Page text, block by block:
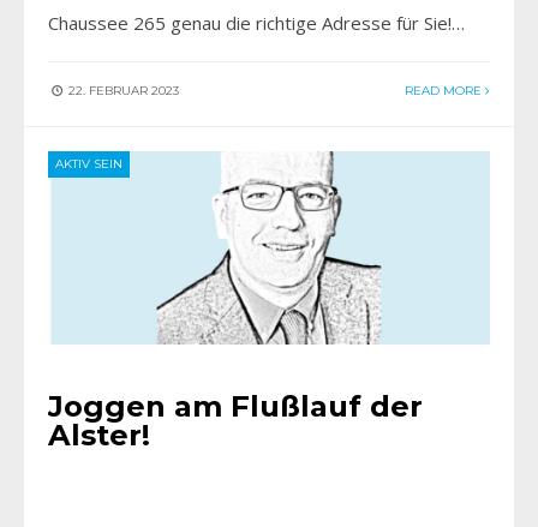
Chaussee 265 genau die richtige Adresse für Sie!…
22. FEBRUAR 2023 READ MORE
AKTIV SEIN
Joggen am Flußlauf der
Alster!